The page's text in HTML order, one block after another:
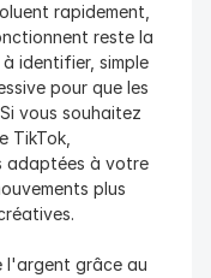
rapidement,
reste la
identifier, simple
pour que les
vous souhaitez
TikTok,
adaptées à votre
plus
l'argent grâce au